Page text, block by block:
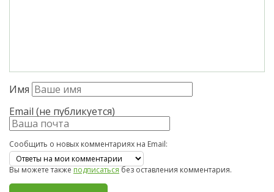
Имя
Email (не публикуется)
Сообщить о новых комментариях на Email:
Вы можете такжеподписатьсябез оставления комментария.